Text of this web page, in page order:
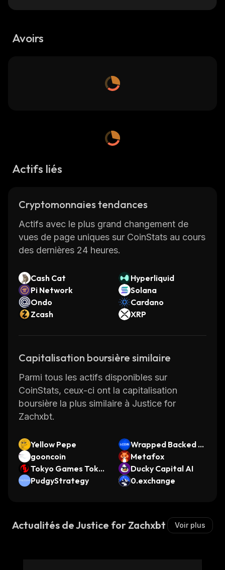
Avoirs
Actifs liés
Cryptomonnaies tendances
Actifs avec le plus grand changement de
vues de page uniques sur CoinStats au cours
des dernières 24 heures.
Cash Cat
Hyperliquid
Pi Network
Solana
Ondo
Cardano
Zcash
XRP
Capitalisation boursière similaire
Parmi tous les actifs disponibles sur
CoinStats, ceux-ci ont la capitalisation
boursière la plus similaire à Justice for
Zachxbt.
Yellow Pepe
Wrapped Backed C
oinbase Global
gooncoin
Metafox
Tokyo Games Toke
n
Ducky Capital AI
PudgyStrategy
0.exchange
Actualités de Justice for Zachxbt Voir plus